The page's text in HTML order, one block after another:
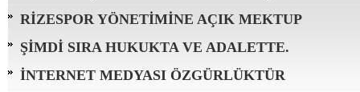
RİZESPOR YÖNETİMİNE AÇIK MEKTUP
ŞİMDİ SIRA HUKUKTA VE ADALETTE.
İNTERNET MEDYASI ÖZGÜRLÜKTÜR